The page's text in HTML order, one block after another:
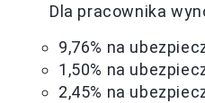
Dla pracownika
9,76% na
1,50% na
2,45% na